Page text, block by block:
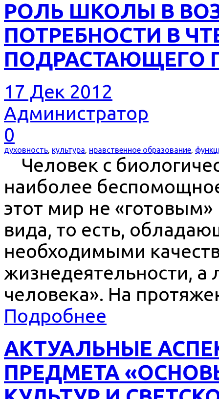
РОЛЬ ШКОЛЫ В
ПОТРЕБНОСТИ В
ПОДРАСТАЮЩЕГО
17 Дек 2012
Администратор
0
духовность, культура, нравственное образование,
Человек с
наиболее
этот мир не
вида, то есть,
необходимыми
жизнедеятельности,
человека». На
Подробнее
АКТУАЛЬНЫЕ
ПРЕДМЕТА